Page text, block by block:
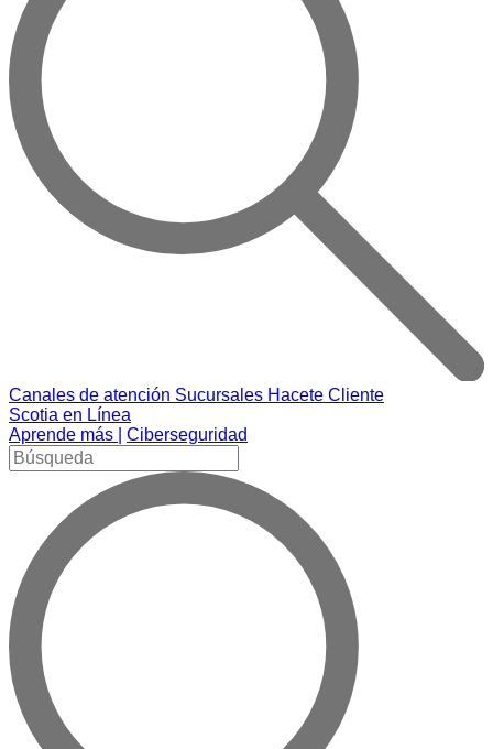
Canales de atención Sucursales Hacete Cliente
Scotia en Línea
Aprende más |
Ciberseguridad